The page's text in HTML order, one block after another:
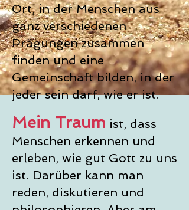
Ort, in der Menschen aus
ganz verschiedenen
Prägungen zusammen
finden und eine
Gemeinschaft bilden, in der
jeder sein darf, wie er ist.
Mein Traum ist, dass
Menschen erkennen und
erleben, wie gut Gott zu uns
ist. Darüber kann man
reden, diskutieren und